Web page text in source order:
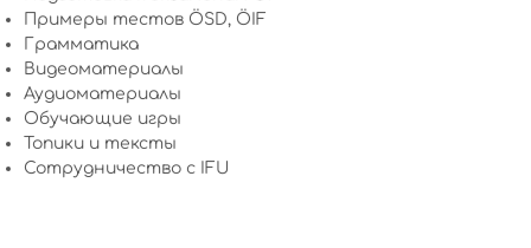
Примеры тестов ÖSD, ÖIF
Грамматика
Видеоматериалы
Аудиоматериалы
Обучающие игры
Топики и тексты
Сотрудничество c IFU